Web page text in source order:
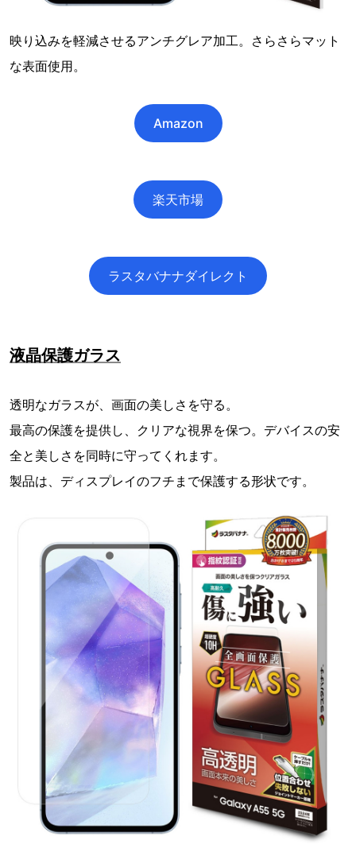
映り込みを軽減させるアンチグレア加工。さらさらマット
な表面使用。
Amazon
楽天市場
ラスタバナナダイレクト
液晶保護ガラス
透明なガラスが、画面の美しさを守る。
最高の保護を提供し、クリアな視界を保つ。デバイスの安
全と美しさを同時に守ってくれます。
製品は、ディスプレイのフチまで保護する形状です。